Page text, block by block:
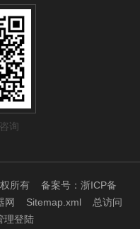
询
权所有备案号：浙ICP备
网 Sitemap.xml 总访问
理登陆